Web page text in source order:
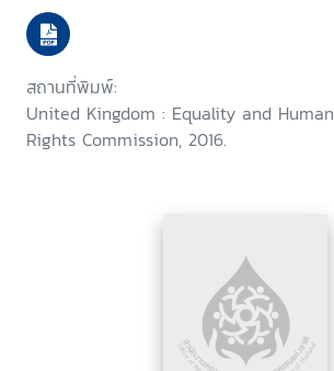
สถานที่พิมพ์:
United Kingdom : Equality and Human
Rights Commission, 2016.